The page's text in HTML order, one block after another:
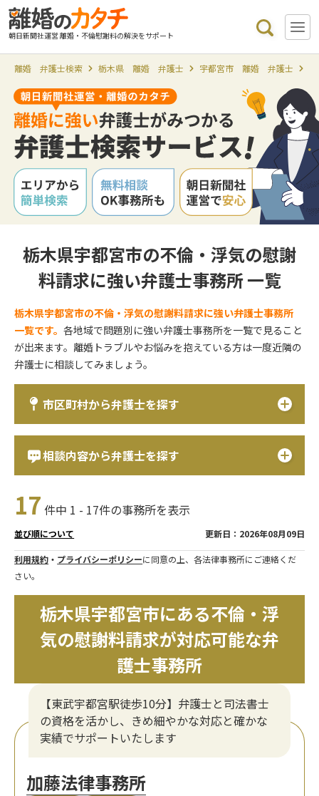
朝日新聞社運営 離婚・不倫慰謝料の解決をサポート
離婚 弁護士検索 栃木県 離婚 弁護士 宇都宮市 離婚 弁護士
栃木県宇都宮市の不倫・浮気の慰謝
料請求に強い弁護士事務所 一覧
栃木県宇都宮市の不倫・浮気の慰謝料請求に強い弁護士事務所
一覧です。各地域で問題別に強い弁護士事務所を一覧で見ること
が出来ます。離婚トラブルやお悩みを抱えている方は一度近隣の
弁護士に相談してみましょう。
市区町村から弁護士を探す
相談内容から弁護士を探す
17 件中 1 - 17件の事務所を表示
並び順について 更新日：2026年08月09日
利用規約 ・ プライバシーポリシーに同意の上、各法律事務所にご連絡くだ
さい。
栃木県宇都宮市にある不倫・浮
気の慰謝料請求が対応可能な弁
護士事務所
【東武宇都宮駅徒歩10分】弁護士と司法書士
の資格を活かし、きめ細やかな対応と確かな
実績でサポートいたします
加藤法律事務所